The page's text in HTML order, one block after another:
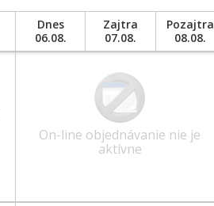
Dnes
06.08.
Zajtra
07.08.
Pozajtra
08.08.
On-line objednávanie nie je
aktívne